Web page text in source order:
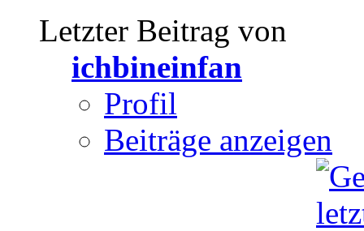
Letzter Beitrag von
ichbineinfan
Profil
Beiträge anzeigen